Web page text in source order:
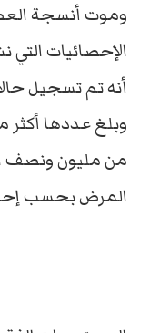
وموت أنسجة
الإحصائيات
أنه تم تسجيل
وبلغ عددها أكثر
من مليون
المرض بحسب